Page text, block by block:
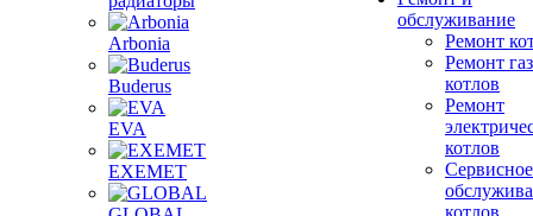
Arbonia
Buderus
EVA
EXEMET
обслуживание
Ремонт
Ремонт
котлов
Ремонт
котлов
Сервисное
котлов